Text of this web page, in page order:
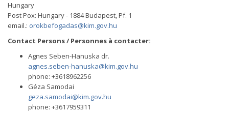
Hungary
Post Pox: Hungary - 1884 Budapest, Pf. 1
email.: orokbefogadas@kim.gov.hu
Contact Persons / Personnes à contacter:
Agnes Seben-Hanuska dr.
agnes.seben-hanuska@kim.gov.hu
phone: +3618962256
Géza Samodai
geza.samodai@kim.gov.hu
phone: +3617959311